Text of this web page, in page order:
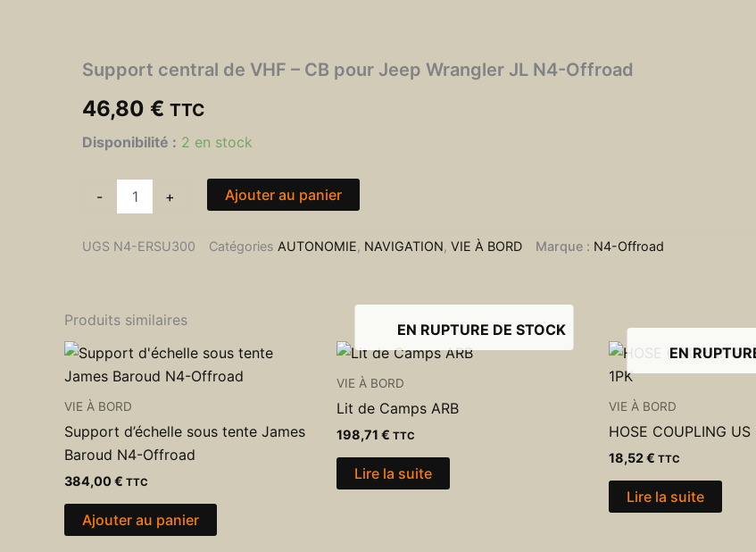
Support central de VHF – CB pour Jeep Wrangler JL N4-Offroad
46,80 € TTC
Disponibilité : 2 en stock
-
quantité
-
Wrangler
N4-
Offroad
+ Ajouter au panier
UGS N4-ERSU300 Catégories AUTONOMIE, NAVIGATION, VIE À BORD Marque : N4-Offroad
Produits similaires
VIE À BORD
Support d’échelle sous tente James
Baroud N4-Offroad
384,00€ TTC
Ajouter au panier
EN RUPTURE DE STOCK
VIE À BORD
Lit de Camps ARB
198,71 € TTC
Lire la suite
EN
VIE À BORD
HOSE COUPLING
18,52€ TTC
Lire la suite